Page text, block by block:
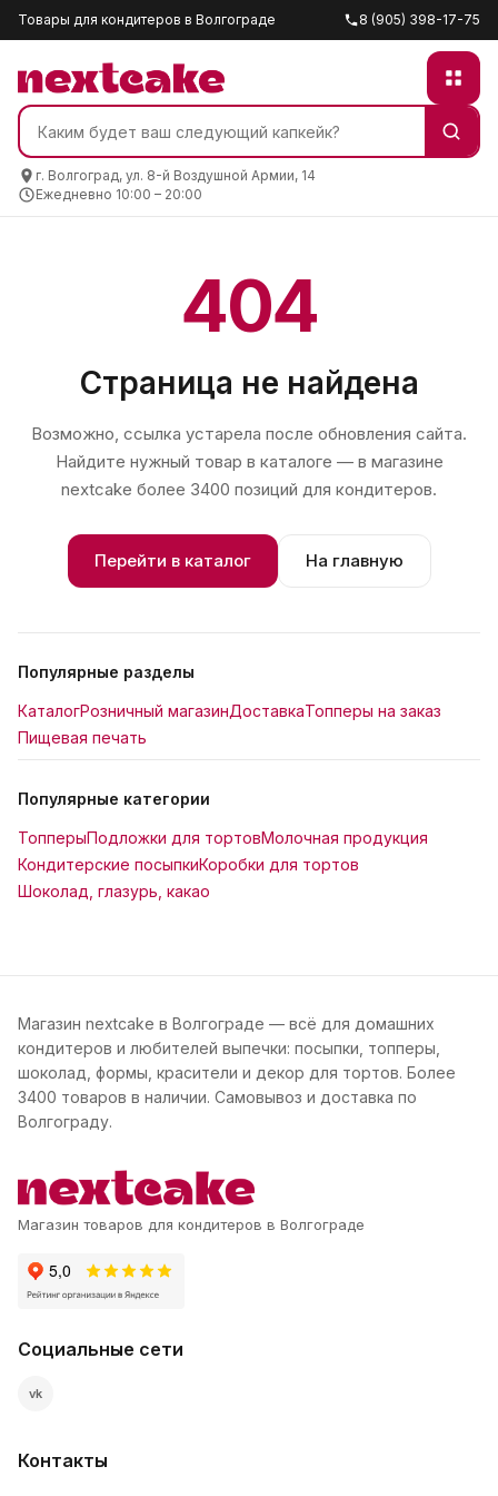
Товары для кондитеров в Волгограде 8 (905) 398-17-75
г. Волгоград, ул. 8-й Воздушной Армии, 14
Ежедневно 10:00 – 20:00
404
Страница не найдена
Возможно, ссылка устарела после обновления сайта.
Найдите нужный товар в каталоге — в магазине
nextcake более 3400 позиций для кондитеров.
Перейти в каталог На главную
Популярные разделы
КаталогРозничный магазинДоставкаТопперы на заказ
Пищевая печать
Популярные категории
ТопперыПодложки для тортовМолочная продукция
Кондитерские посыпкиКоробки для тортов
Шоколад, глазурь, какао
Магазин nextcake в Волгограде — всё для домашних
кондитеров и любителей выпечки: посыпки, топперы,
шоколад, формы, красители и декор для тортов. Более
3400 товаров в наличии. Самовывоз и доставка по
Волгограду.
Магазин товаров для кондитеров в Волгограде
Социальные сети
vk
Контакты